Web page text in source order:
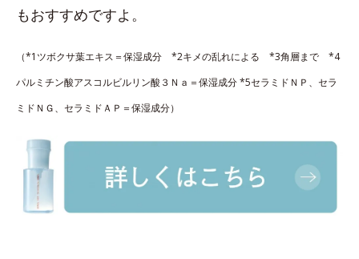
もおすすめですよ。
（*1ツボクサ葉エキス＝保湿成分 *2キメの乱れによる *3角層まで *4
パルミチン酸アスコルビルリン酸３Ｎａ＝保湿成分 *5セラミドＮＰ、セラ
ミドＮＧ、セラミドＡＰ＝保湿成分）